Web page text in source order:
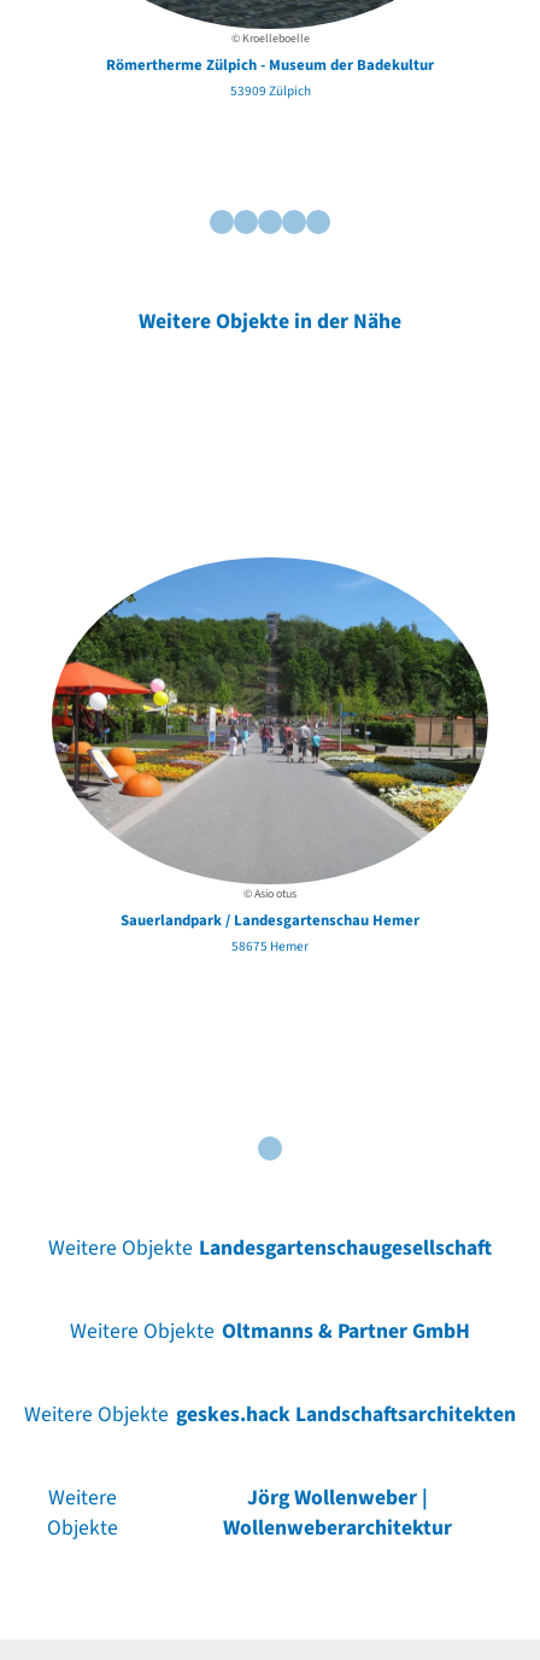
© Kroelleboelle
Römertherme Zülpich - Museum der Badekultur
53909 Zülpich
Weitere Objekte in der Nähe
© Asio otus
Sauerlandpark / Landesgartenschau Hemer
58675 Hemer
Weitere Objekte Landesgartenschaugesellschaft
Weitere Objekte Oltmanns & Partner GmbH
Weitere Objekte geskes.hack Landschaftsarchitekten
Weitere
Objekte
Jörg Wollenweber |
Wollenweberarchitektur